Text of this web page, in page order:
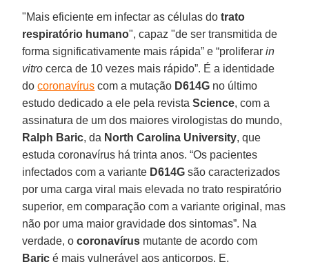
"Mais eficiente em infectar as células dotrato
respiratório humano", capaz "de ser transmitida de
forma significativamente mais rápida” e “proliferarin
vitro cerca de 10 vezes mais rápido”. É a identidade
docoronavírus com a mutação D614G no último
estudo dedicado a ele pela revistaScience, com a
assinatura de um dos maiores virologistas do mundo,
Ralph Baric, da North Carolina University, que
estuda coronavírus há trinta anos. “Os pacientes
infectados com a variante D614G são caracterizados
por uma carga viral mais elevada no trato respiratório
superior, em comparação com a variante original, mas
não por uma maior gravidade dos sintomas”. Na
verdade, ocoronavírus mutante de acordo com
Baric é mais vulnerável aos anticorpos. E,